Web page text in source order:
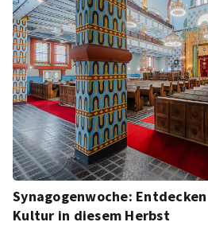
Synagogenwoche:
Kultur in diesem Herbst